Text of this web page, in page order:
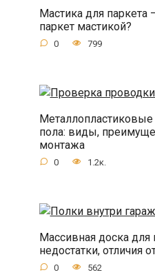
Мастика для паркета
паркет мастикой?
0 799
Металлопластиковые
пола: виды,
монтажа
0 1.2к.
Массивная доска для
недостатки, отличия
0 562